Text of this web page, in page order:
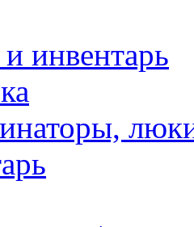
инвентарь